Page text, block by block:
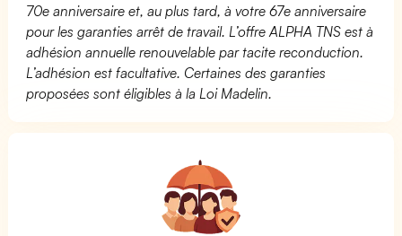
70e anniversaire et, au plus tard, à votre 67e anniversaire
pour les garanties arrêt de travail. L’offre ALPHA TNS est à
adhésion annuelle renouvelable par tacite reconduction.
L’adhésion est facultative. Certaines des garanties
proposées sont éligibles à la Loi Madelin.